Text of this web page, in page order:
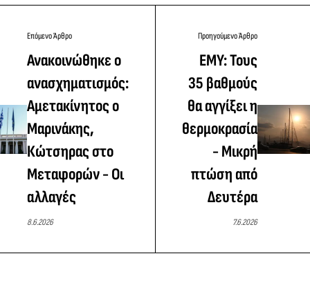
Επόμενο Άρθρο
Ανακοινώθηκε ο
ανασχηματισμός:
Αμετακίνητος ο
Μαρινάκης,
Κώτσηρας στο
Μεταφορών - Οι
αλλαγές
8.6.2026
Προηγούμενο Άρθρο
ΕΜΥ: Τους
35 βαθμούς
θα αγγίξει η
θερμοκρασία
- Μικρή
πτώση από
Δευτέρα
7.6.2026